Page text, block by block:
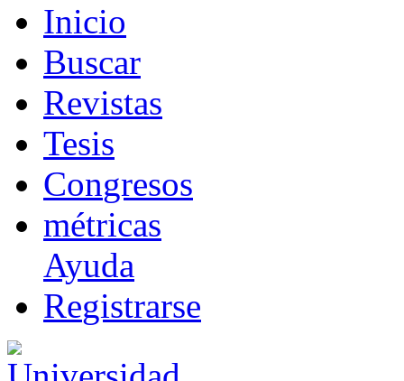
Inicio
Buscar
Revistas
Tesis
Congresos
métricas
Ayuda
Registrarse